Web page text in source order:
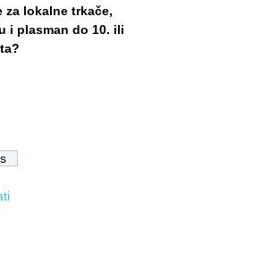
za lokalne trkače,
i plasman do 10. ili